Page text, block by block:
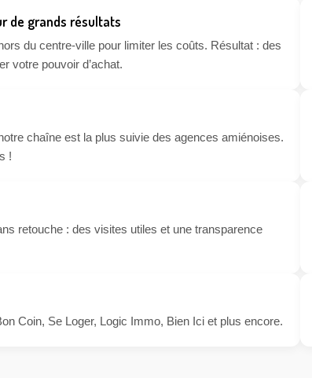
de grands résultats
du centre-ville pour limiter les coûts. Résultat : des
votre pouvoir d’achat.
chaîne est la plus suivie des agences amiénoises.
!
retouche : des visites utiles et une transparence
Coin, Se Loger, Logic Immo, Bien Ici et plus encore.